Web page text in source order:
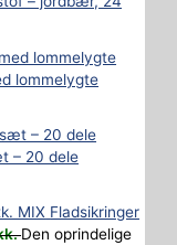
lommelygte
– 20 dele
Fladsikringer
Den oprindelige